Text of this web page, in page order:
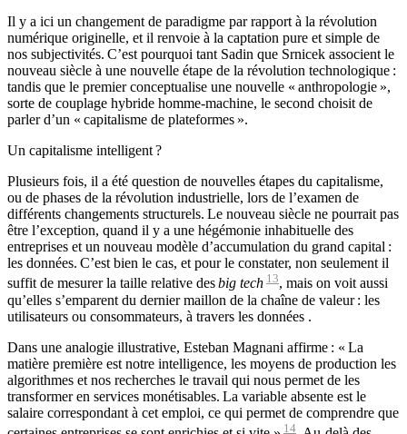
Il y a ici un changement de paradigme par rapport à la révolution
numérique originelle, et il renvoie à la captation pure et simple de
nos subjectivités. C’est pourquoi tant Sadin que Srnicek associent le
nouveau siècle à une nouvelle étape de la révolution technologique :
tandis que le premier conceptualise une nouvelle « anthropologie »,
sorte de couplage hybride homme-machine, le second choisit de
parler d’un « capitalisme de plateformes ».
Un capitalisme intelligent ?
Plusieurs fois, il a été question de nouvelles étapes du capitalisme,
ou de phases de la révolution industrielle, lors de l’examen de
différents changements structurels. Le nouveau siècle ne pourrait pas
être l’exception, quand il y a une hégémonie inhabituelle des
entreprises et un nouveau modèle d’accumulation du grand capital :
les données. C’est bien le cas, et pour le constater, non seulement il
suffit de mesurer la taille relative desbig tech 13, mais on voit aussi
qu’elles s’emparent du dernier maillon de la chaîne de valeur : les
utilisateurs ou consommateurs, à travers les données .
Dans une analogie illustrative, Esteban Magnani affirme : « La
matière première est notre intelligence, les moyens de production les
algorithmes et nos recherches le travail qui nous permet de les
transformer en services monétisables. La variable absente est le
salaire correspondant à cet emploi, ce qui permet de comprendre que
14